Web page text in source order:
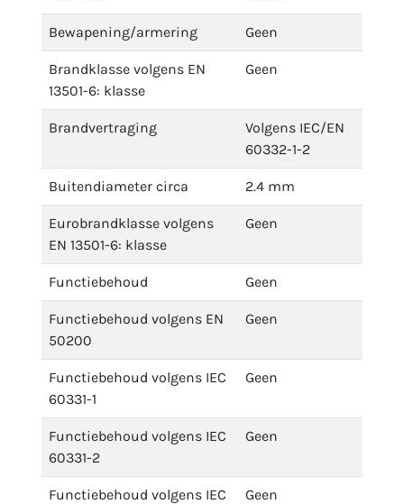
Bewapening/armering Geen
Brandklasse volgens EN
13501-6: klasse
Geen
Brandvertraging
Volgens IEC/EN
60332-1-2
Buitendiameter circa 2.4 mm
Eurobrandklasse volgens
EN 13501-6: klasse
Geen
Functiebehoud Geen
Functiebehoud volgens EN
50200
Geen
Functiebehoud volgens IEC
60331-1
Geen
Functiebehoud volgens IEC
60331-2
Geen
Functiebehoud volgens IEC
Geen